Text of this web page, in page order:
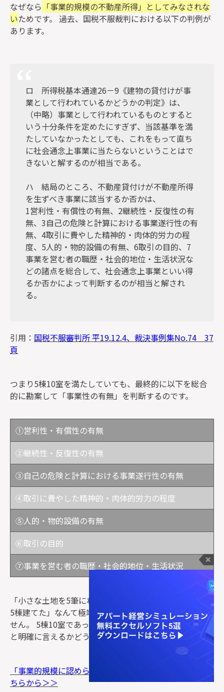
なぜなら 「事業的規模の不動産所得」としてみなされな
いためです。 過去、国税不服裁判における以下の判例が
あります。
ロ 所得税基本通達26－9《建物の貸付けが事
業として行われているかどうかの判定》は、
（中略）事業として行われているものとすると
いう十分条件を定めたにすぎず、当該基準を満
たしていなかったとしても、これをもって直ち
に社会通念上事業に当たらないということはで
きないと解するのが相当である。
ハ 結局のところ、不動産貸付けが不動産所得
を生ずべき事業に該当するか否かは、
1営利性・有償性の有無、2継続性・反復性の有
無、3自己の危険と計算における事業遂行性の有
無、4取引に費やした精神的・肉体的労力の程
度、5人的・物的設備の有無、6取引の目的、7
事業を営む者の職歴・社会的地位・生活状況な
どの諸点を総合して、社会通念上事業といい得
るか否かによって判断するのが相当と解され
る。
引用： 国税不服審判所 平19.12.4、裁決事例集No.74 37
頁
つまり5棟10室を満たしていても、最終的に以下を総合
的に勘案して「事業性の有無」を判断するのです。
①営利性・有償性の有無
②継続性・反復性の有無
③自己の危険と計算における事業遂行性の有無
④取引に費やした精神的・肉体的労力の程度
⑤人的・物的設備の有無
⑥取引の目的
⑦事業を営む者の職歴・社会的地位・生活状況
「小さな土地を5筆にわけて、人も住めない小さな建物を
5棟建てた」なんて極端なケースは、事業とは考えられま
せん。 5棟10室であっても、最終的な判断は事業である
と明確に言えるかどうかが重要です。
「事業的規模に認められる基準とメリットまとめ」はこ
ちらから＞＞